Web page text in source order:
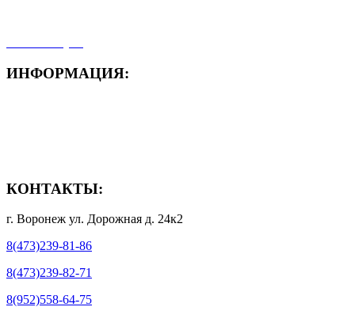
ИНФОРМАЦИЯ:
КОНТАКТЫ:
г. Воронеж ул. Дорожная д. 24к2
8(473)239-81-86
8(473)239-82-71
8(952)558-64-75